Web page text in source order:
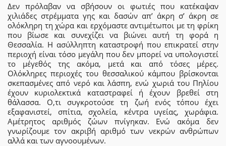
Δεν πρόλαβαν να σβήσουν οι φωτιές που κατέκαψαν
χιλιάδες στρέμματα γης και δασών απ’ άκρη σ’ άκρη σε
ολόκληρη τη χώρα και ερχόμαστε αντιμέτωποι με τη φρίκη
που βίωσε και συνεχίζει να βιώνει αυτή τη φορά η
Θεσσαλία. Η ασύλληπτη καταστροφή που επικρατεί στην
περιοχή είναι τόσο μεγάλη που δεν μπορεί να υπολογιστεί
το μέγεθός της ακόμα, μετά και από τόσες μέρες.
Ολόκληρες περιοχές του θεσσαλικού κάμπου βρίσκονται
σκεπασμένες από νερό και λάσπη, ενώ χωριά του Πηλίου
έχουν κυριολεκτικά καταστραφεί ή έχουν βρεθεί στη
θάλασσα. Ο,τι συγκροτούσε τη ζωή ενός τόπου έχει
εξαφανιστεί, σπίτια, σχολεία, κέντρα υγείας, χωράφια.
Αμέτρητος αριθμός ζώων πνίγηκαν. Ενώ ακόμα δεν
γνωρίζουμε τον ακριβή αριθμό των νεκρών ανθρώπων
αλλά και των αγνοουμένων.